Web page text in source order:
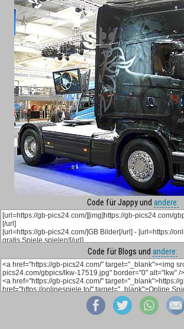
Code für Jappy und andere:
Code für Blogs und andere: